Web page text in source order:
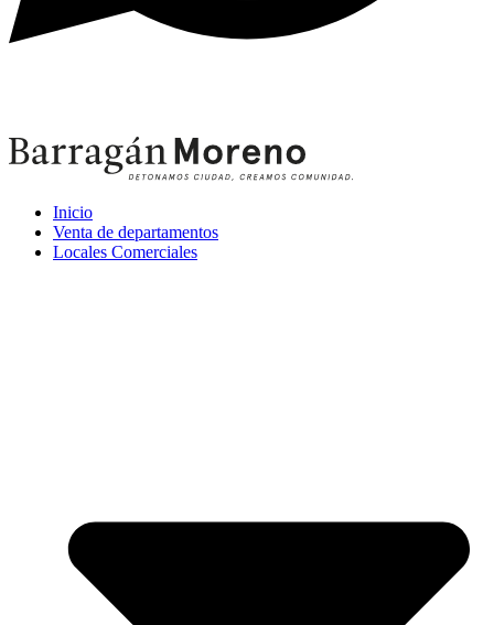
Inicio
Venta de departamentos
Locales Comerciales